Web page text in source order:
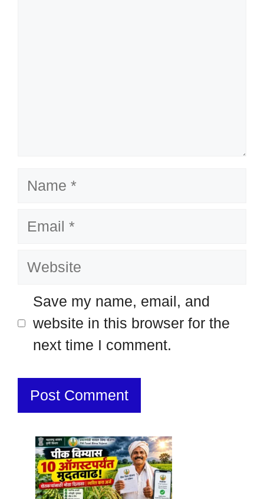
Name
Email
Website
Save my name, email, and
website in this browser for the
next time I comment.